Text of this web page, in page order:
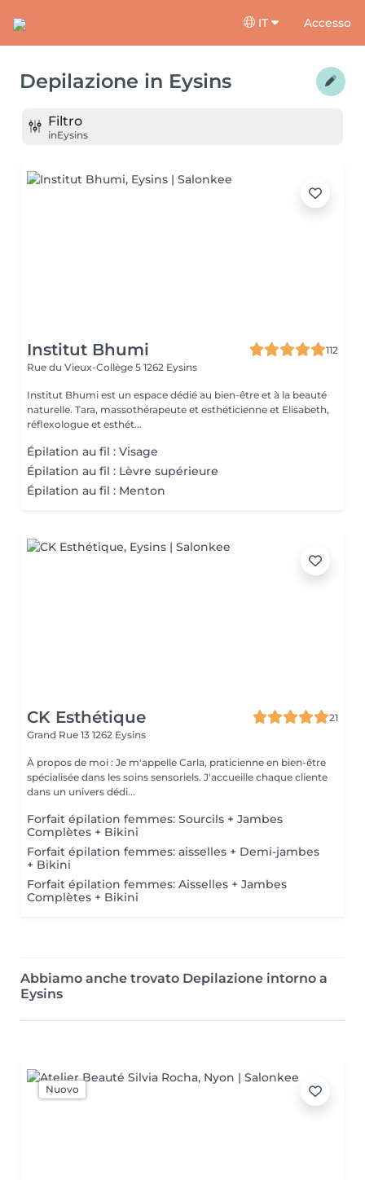
IT Accesso
Depilazione in Eysins
Filtro
inEysins
Institut Bhumi
112
Rue du Vieux-Collège 5 1262 Eysins
Institut Bhumi est un espace dédié au bien-être et à la beauté
naturelle. Tara, massothérapeute et esthéticienne et Elisabeth,
réflexologue et esthét...
Épilation au fil : Visage
Épilation au fil : Lèvre supérieure
Épilation au fil : Menton
CK Esthétique
21
Grand Rue 13 1262 Eysins
À propos de moi : Je m'appelle Carla, praticienne en bien-être
spécialisée dans les soins sensoriels. J'accueille chaque cliente
dans un univers dédi...
Forfait épilation femmes: Sourcils + Jambes
Complètes + Bikini
Forfait épilation femmes: aisselles + Demi-jambes
+ Bikini
Forfait épilation femmes: Aisselles + Jambes
Complètes + Bikini
Abbiamo anche trovato Depilazione intorno a
Eysins
Nuovo